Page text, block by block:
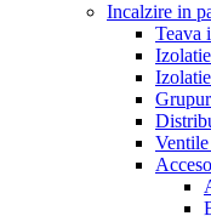
Incalzire in
Teava
Ventile